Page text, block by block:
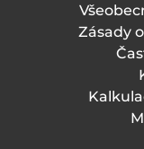
Zásady